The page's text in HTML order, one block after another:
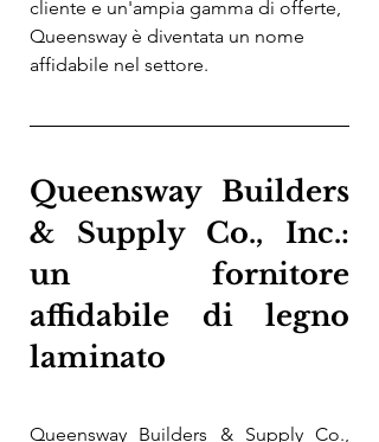
cliente e un'ampia gamma di offerte,
Queensway è diventata un nome
affidabile nel settore.
Queensway Builders
& Supply Co., Inc.:
un fornitore
affidabile di legno
laminato
Queensway Builders & Supply Co.,